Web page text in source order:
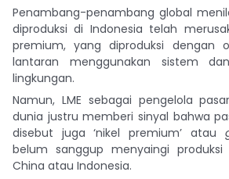
Penambang-penambang global
diproduksi di Indonesia telah
premium, yang diproduksi dengan
lantaran menggunakan sistem
lingkungan.
Namun, LME sebagai pengelola
dunia justru memberi sinyal bahwa
disebut juga ‘nikel premium’ atau
belum sanggup menyaingi
China atau Indonesia.